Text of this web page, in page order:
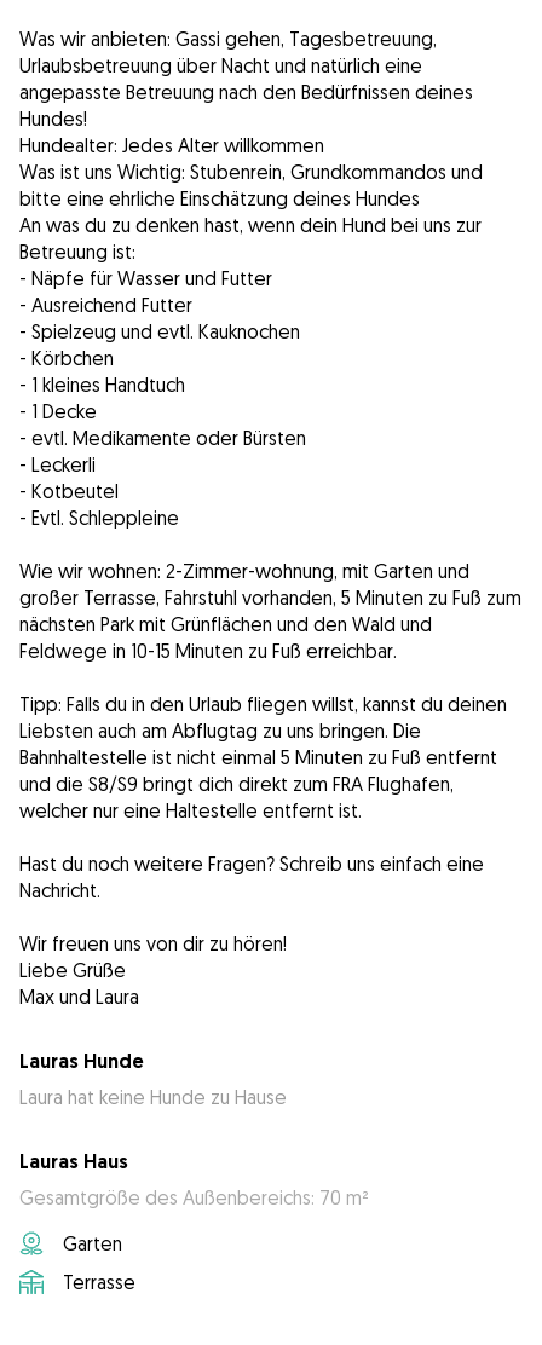
Was wir anbieten: Gassi gehen, Tagesbetreuung,
Urlaubsbetreuung über Nacht und natürlich eine
angepasste Betreuung nach den Bedürfnissen deines
Hundes!
Hundealter: Jedes Alter willkommen
Was ist uns Wichtig: Stubenrein, Grundkommandos und
bitte eine ehrliche Einschätzung deines Hundes
An was du zu denken hast, wenn dein Hund bei uns zur
Betreuung ist:
- Näpfe für Wasser und Futter
- Ausreichend Futter
- Spielzeug und evtl. Kauknochen
- Körbchen
- 1 kleines Handtuch
- 1 Decke
- evtl. Medikamente oder Bürsten
- Leckerli
- Kotbeutel
- Evtl. Schleppleine
Wie wir wohnen: 2-Zimmer-wohnung, mit Garten und
großer Terrasse, Fahrstuhl vorhanden, 5 Minuten zu Fuß zum
nächsten Park mit Grünflächen und den Wald und
Feldwege in 10-15 Minuten zu Fuß erreichbar.
Tipp: Falls du in den Urlaub fliegen willst, kannst du deinen
Liebsten auch am Abflugtag zu uns bringen. Die
Bahnhaltestelle ist nicht einmal 5 Minuten zu Fuß entfernt
und die S8/S9 bringt dich direkt zum FRA Flughafen,
welcher nur eine Haltestelle entfernt ist.
Hast du noch weitere Fragen? Schreib uns einfach eine
Nachricht.
Wir freuen uns von dir zu hören!
Liebe Grüße
Max und Laura
Lauras Hunde
Laura hat keine Hunde zu Hause
Lauras Haus
Gesamtgröße des Außenbereichs: 70 m²
Garten
Terrasse